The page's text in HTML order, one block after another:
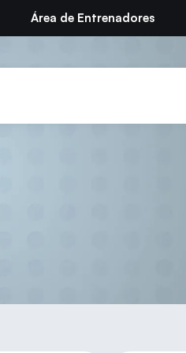
Área de Entrenadores